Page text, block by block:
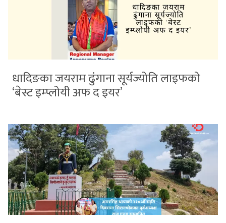
धादिङका जयराम ढुंगाना सूर्यज्योति लाइफको
‘बेस्ट इम्प्लोयी अफ द इयर’